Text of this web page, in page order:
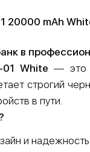
20000 mAh
в
01 White— это
строгий
в пути.
и